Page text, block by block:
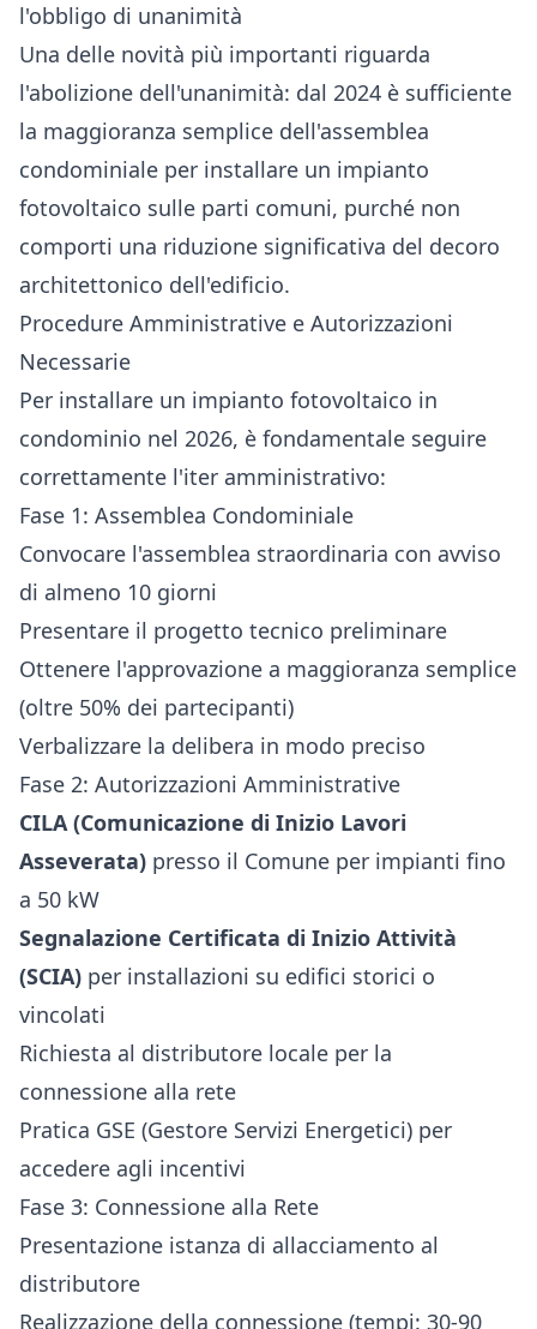
l'obbligo di unanimità
Una delle novità più importanti riguarda
l'abolizione dell'unanimità: dal 2024 è sufficiente
la maggioranza semplice dell'assemblea
condominiale per installare un impianto
fotovoltaico sulle parti comuni, purché non
comporti una riduzione significativa del decoro
architettonico dell'edificio.
Procedure Amministrative e Autorizzazioni
Necessarie
Per installare un impianto fotovoltaico in
condominio nel 2026, è fondamentale seguire
correttamente l'iter amministrativo:
Fase 1: Assemblea Condominiale
Convocare l'assemblea straordinaria con avviso
di almeno 10 giorni
Presentare il progetto tecnico preliminare
Ottenere l'approvazione a maggioranza semplice
(oltre 50% dei partecipanti)
Verbalizzare la delibera in modo preciso
Fase 2: Autorizzazioni Amministrative
CILA (Comunicazione di Inizio Lavori
Asseverata) presso il Comune per impianti fino
a 50 kW
Segnalazione Certificata di Inizio Attività
(SCIA) per installazioni su edifici storici o
vincolati
Richiesta al distributore locale per la
connessione alla rete
Pratica GSE (Gestore Servizi Energetici) per
accedere agli incentivi
Fase 3: Connessione alla Rete
Presentazione istanza di allacciamento al
distributore
Realizzazione della connessione (tempi: 30-90